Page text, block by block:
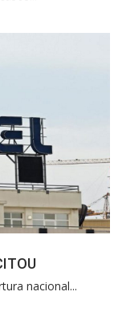
nacional...